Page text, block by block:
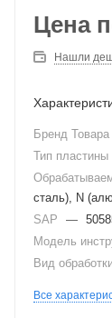
Цена
Нашли
Бренд Товара
Тип пластины
сталь), N
SAP
—
Модель
Вид
Все